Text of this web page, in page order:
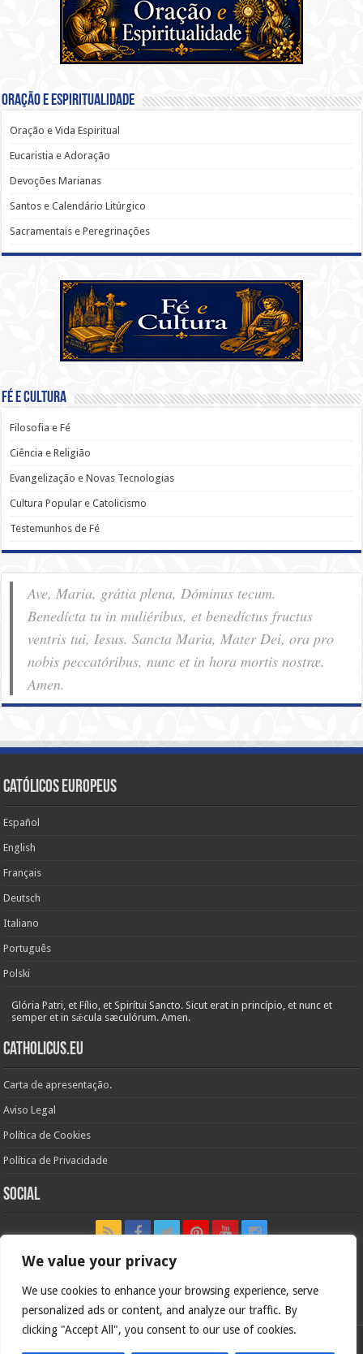
We value your privacy
We use cookies to enhance your browsing experience, serve
personalized ads or content, and analyze our traffic. By
clicking "Accept All", you consent to our use of cookies.
Oração e Espiritualidade
Oração e Vida Espiritual
Eucaristia e Adoração
Devoções Marianas
Santos e Calendário Litúrgico
Sacramentais e Peregrinações
Fé e Cultura
Filosofia e Fé
Ciência e Religião
Evangelização e Novas Tecnologias
Cultura Popular e Catolicismo
Testemunhos de Fé
Ave, Maria, grátia plena, Dóminus tecum.
Benedícta tu in muliéribus, et benedíctus fructus
ventris tui, Iesus. Sancta Maria, Mater Dei, ora pro
nobis pec­ca­tóribus, nunc et in hora mortis nostræ.
Amen.
Católicos Europeus
Español
English
Français
Deutsch
Italiano
Português
Polski
Glória Patri, et Fílio, et Spirítui Sancto. Sicut erat in princípio, et nunc et
semper et in sǽcula sæculórum. Amen.
Catholicus.eu
Carta de apresentação.
Aviso Legal
Política de Cookies
Política de Privacidade
Social
In nómine Patris, et Fílii, et Spíritus Sancti. Amen.